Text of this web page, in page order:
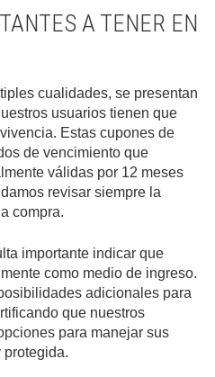
A TENER EN
cualidades, se presentan
usuarios tienen que
Estas cupones de
de vencimiento que
válidas por 12 meses
revisar siempre la
compra.
importante indicar que
como medio de ingreso.
adicionales para
que nuestros
para manejar sus
protegida.